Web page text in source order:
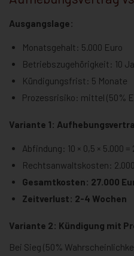
Ausgangslage:
Monatsgehalt: 5.000 Euro
Betriebszugehörigkeit: 10
Kündigungsfrist: 5 Monate
Prozessrisiko: mittel (50%
Variante 1:
Abfindung: 10 × 0,5 × 5.000 =
Rechtsanwaltskosten:
Gesamtkosten: 27.000
Zeitverlust: 2-4 Wochen
Variante 2: Kündigung mit
Bei Sieg (50%